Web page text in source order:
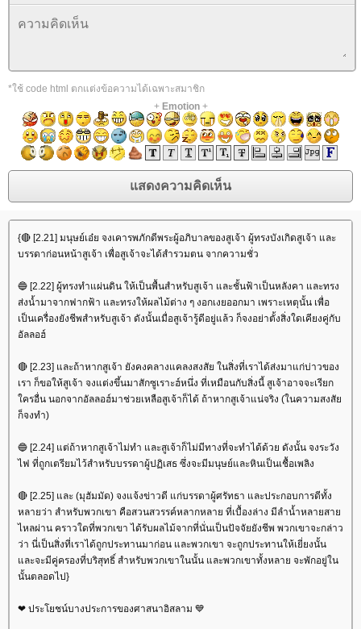
*ใช้ code html ตกแต่งข้อความได้เฉพาะสมาชิก
+ Emotion+
{🔴 [2.21] มนุษย์เอ๋ย จงเคารพภักดีพระผู้อภิบาลของสูเจ้า ผู้ทรงบังเกิดสูเจ้า และ
บรรดาก่อนหน้าสูเจ้า เพื่อสูเจ้าจะได้สำรวมตน จากความชั่ว
🔵 [2.22] ผู้ทรงทำแผ่นดิน ให้เป็นพื้นสำหรับสูเจ้า และชั้นฟ้าเป็นหลังคา และทรง
ส่งน้ำมาจากฟากฟ้า และทรงให้ผลไม้ต่าง ๆ งอกเงยออกมา เพราะเหตุนั้น เพื่อ
เป็นเครื่องยังชีพสำหรับสูเจ้า ดังนั้นเมื่อสูเจ้ารู้ดีอยู่แล้ว ก็จงอย่าตั้งสิ่งใดเคียงคู่กับ
อัลลอฮ์
🔴 [2.23] และถ้าหากสูเจ้า ยังคงคลางแคลงสงสัย ในสิ่งที่เราได้ส่งมาแก่บ่าวของ
เรา ก็ขอให้สูเจ้า จงแต่งขึ้นมาสักซูเราะฮ์หนึ่ง ที่เหมือนกับสิ่งนี้ สูเจ้าอาจจะเรียก
ครอื่น นอกจากอัลลอฮ์มาช่วยเหลือสูเจ้าก็ได้ ถ้าหากสูเจ้าแน่จริง (ในความสงสั
ก็จงทำ)
🔵 [2.24] แต่ถ้าหากสูเจ้าไม่ทำ และสูเจ้าก็ไม่มีทางที่จะทำได้ด้วย ดังนั้น จงระวัง
ไฟ ที่ถูกเตรียมไว้สำหรับบรรดาผู้ปฏิเสธ ซึ่งจะมีมนุษย์และหินเป็นเชื้อเพลิง
🔴 [2.25] และ (มุฮัมมัด) จงแจ้งข่าวดี แก่บรรดาผู้ศรัทธา และประกอบการดีทั้ง
หลายว่า สำหรับพวกเขา คือสวนสวรรค์หลากหลาย ที่เบื้องล่าง มีลำน้ำหลายสา
ไหลผ่าน คราวใดที่พวกเขา ได้รับผลไม้จากที่นั่นเป็นปัจจัยยังชีพ พวกเขาจะกล่าว
ว่า นี่เป็นสิ่งที่เราได้ถูกประทานมาก่อน และพวกเขา จะถูกประทานให้เยี่ยงนั้น
ละจะมีคู่ครองที่บริสุทธิ์ สำหรับพวกเขาในนั้น และพวกเขาทั้งหลาย จะพักอยู่ใน
นั้นตลอดไป}
❤ ประโยชน์บางประการของศาสนาอิสลาม 💙